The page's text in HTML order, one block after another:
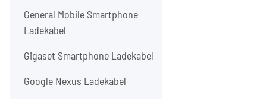
General Mobile Smartphone
Ladekabel
Gigaset Smartphone Ladekabel
Google Nexus Ladekabel